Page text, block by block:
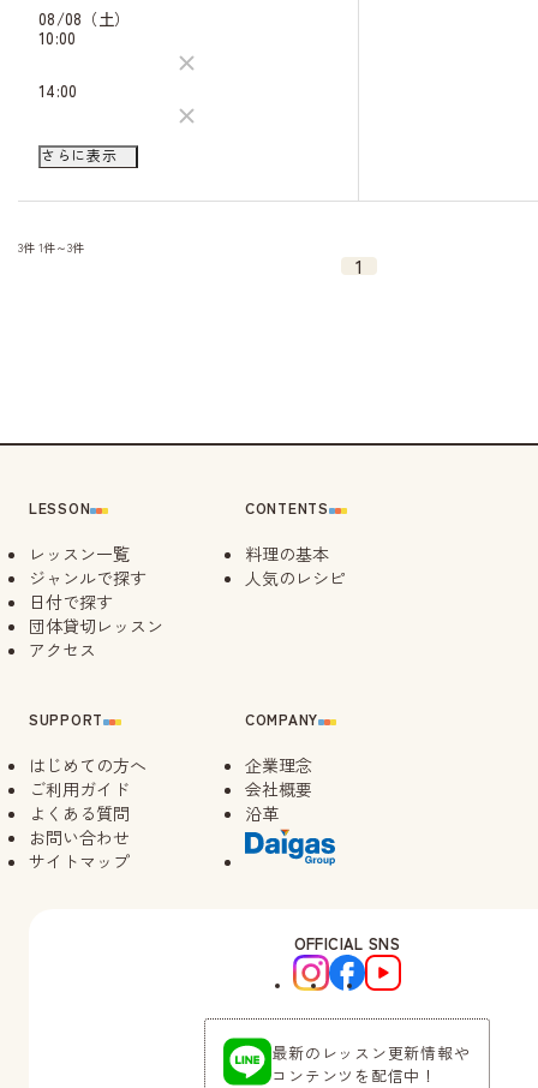
08/08（土）
10:00
14:00
08/09（日）
10:00
さらに表示
3件 1件～3件
1
LESSON
レッスン一覧
ジャンルで探す
日付で探す
団体貸切レッスン
アクセス
SUPPORT
はじめての方へ
ご利用ガイド
よくある質問
お問い合わせ
サイトマップ
CONTENTS
料理の基本
人気のレシピ
COMPANY
企業理念
会社概要
沿革
OFFICIAL SNS
最新のレッスン更新情報や
コンテンツを配信中！